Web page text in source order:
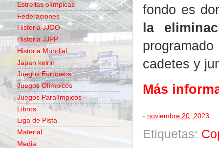
fondo es
la
cadetes y
Más
- noviembre 20, 2023
Etiquetas:
Estrellas olímpicas
Federaciones
Historia JJOO
Historia JJPP
Historia Mundial
Japan keirin
Juegos Europeos
Juegos Olímpicos
Juegos Paralímpicos
Libros
Liga de Pista
Material
Media